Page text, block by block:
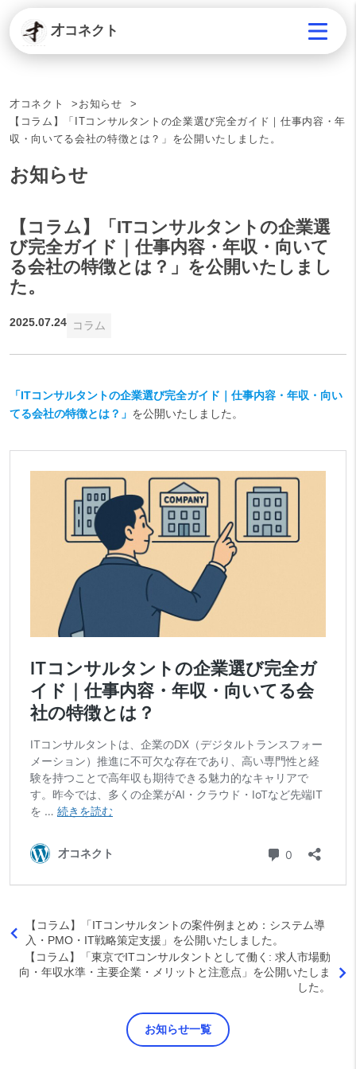
才コネクト
才コネクト
お知らせ
【コラム】「ITコンサルタントの企業選び完全ガイド｜仕事内容・年
収・向いてる会社の特徴とは？」を公開いたしました。
お知らせ
【コラム】「ITコンサルタントの企業選
び完全ガイド｜仕事内容・年収・向いて
る会社の特徴とは？」を公開いたしまし
た。
2025.07.24 コラム
「ITコンサルタントの企業選び完全ガイド｜仕事内容・年収・向い
てる会社の特徴とは？」 を公開いたしました。
【コラム】「ITコンサルタントの案件例まとめ：システム導
入・PMO・IT戦略策定支援」を公開いたしました。
【コラム】「東京でITコンサルタントとして働く: 求人市場動
向・年収水準・主要企業・メリットと注意点」を公開いたしま
した。
お知らせ一覧